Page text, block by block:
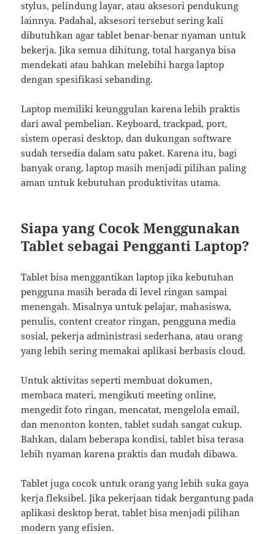
stylus, pelindung layar, atau aksesori pendukung
lainnya. Padahal, aksesori tersebut sering kali
dibutuhkan agar tablet benar-benar nyaman untuk
bekerja. Jika semua dihitung, total harganya bisa
mendekati atau bahkan melebihi harga laptop
dengan spesifikasi sebanding.
Laptop memiliki keunggulan karena lebih praktis
dari awal pembelian. Keyboard, trackpad, port,
sistem operasi desktop, dan dukungan software
sudah tersedia dalam satu paket. Karena itu, bagi
banyak orang, laptop masih menjadi pilihan paling
aman untuk kebutuhan produktivitas utama.
Siapa yang Cocok Menggunakan
Tablet sebagai Pengganti Laptop?
Tablet bisa menggantikan laptop jika kebutuhan
pengguna masih berada di level ringan sampai
menengah. Misalnya untuk pelajar, mahasiswa,
penulis, content creator ringan, pengguna media
sosial, pekerja administrasi sederhana, atau orang
yang lebih sering memakai aplikasi berbasis cloud.
Untuk aktivitas seperti membuat dokumen,
membaca materi, mengikuti meeting online,
mengedit foto ringan, mencatat, mengelola email,
dan menonton konten, tablet sudah sangat cukup.
Bahkan, dalam beberapa kondisi, tablet bisa terasa
lebih nyaman karena praktis dan mudah dibawa.
Tablet juga cocok untuk orang yang lebih suka gaya
kerja fleksibel. Jika pekerjaan tidak bergantung pada
aplikasi desktop berat, tablet bisa menjadi pilihan
modern yang efisien.